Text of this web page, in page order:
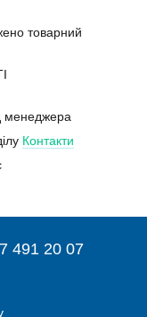
товарний
менеджера
Контакти
491 20 07